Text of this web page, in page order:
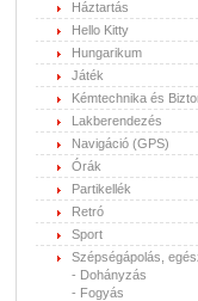
Háztartás
Hello Kitty
Hungarikum
Játék
Kémtechnika és
Lakberendezés
Navigáció (GPS)
Órák
Partikellék
Retró
Sport
Szépségápolás,
- Dohányzás
- Fogyás